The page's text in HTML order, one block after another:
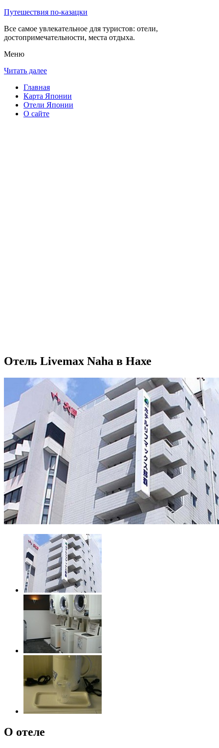
Путешествия по-казацки
Все самое увлекательное для туристов: отели,
достопримечательности, места отдыха.
Меню
Читать далее
Главная
Карта Японии
Отели Японии
О сайте
Отель Livemax Naha в Нахе
О отеле